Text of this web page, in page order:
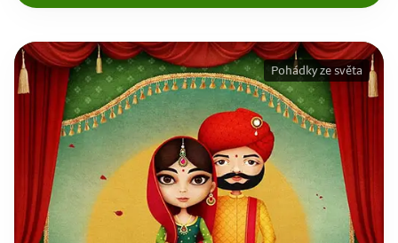
Pohádky ze světa